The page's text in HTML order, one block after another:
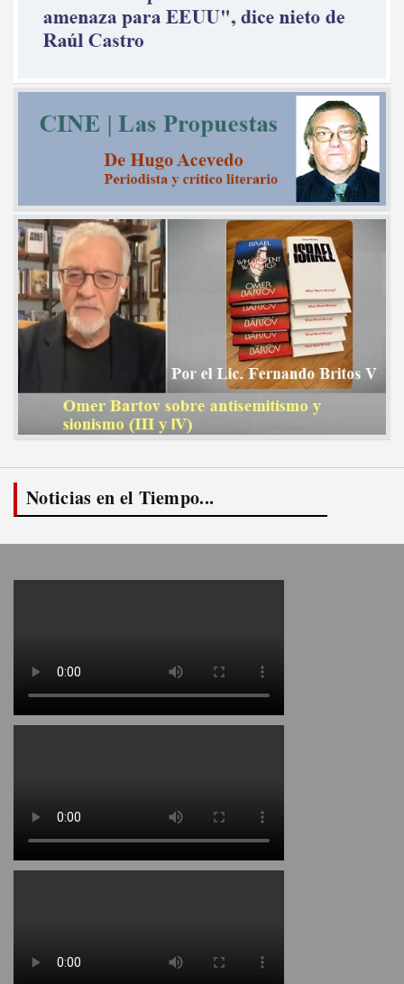
Noticias en el Tiempo...